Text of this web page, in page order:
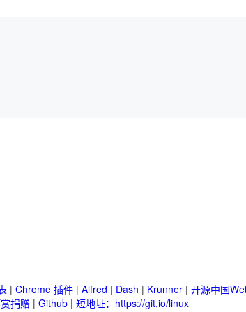
| Chrome 插件| Alfred | Dash | Krunner| 开源中国
捐赠 | Github | 短地址：https://git.io/linux